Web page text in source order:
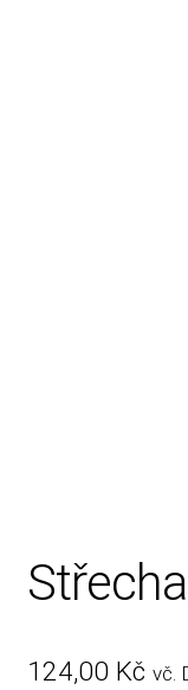
124,00 Kč vč.